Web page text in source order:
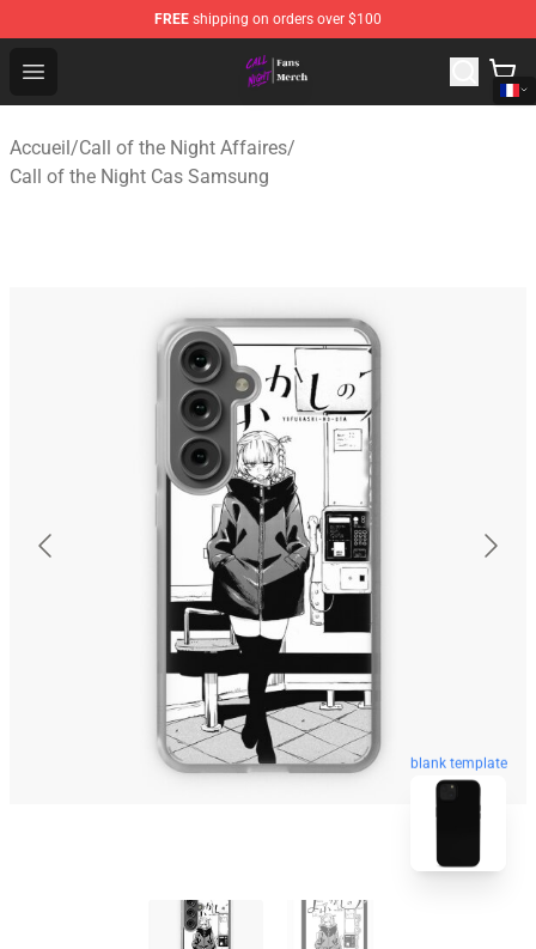
FREE shipping on orders over $100
Open menu
Call of the Night Store - Official Call of the Night
Accueil/Call of the Night Affaires/
Call of the Night Cas Samsung
blank template